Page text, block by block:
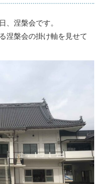
、涅槃会です。
涅槃会の掛け軸を見せて